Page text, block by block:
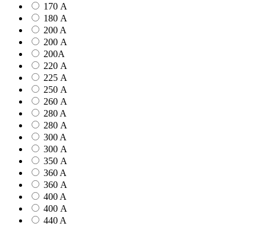
170 А
180 А
200 A
200 А
200А
220 А
225 А
250 А
260 А
280 A
280 А
300 A
300 А
350 А
360 A
360 А
400 A
400 А
440 A